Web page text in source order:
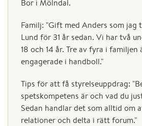
Bor i Mölndal.
Familj: "Gift med Anders som jag
Lund för 31 år sedan. Vi har två
18 och 14 år. Tre av fyra i
engagerade i handboll."
Tips för att få styrelseuppdrag:
spetskompetens är och vad du
Sedan handlar det som alltid om
relationer och delta i rätt forum."